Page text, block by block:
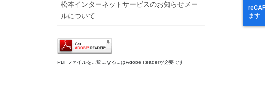
松本インターネットサービスのお知らせメー
ルについて
PDFファイルをご覧になるにはAdobe Readerが必要です